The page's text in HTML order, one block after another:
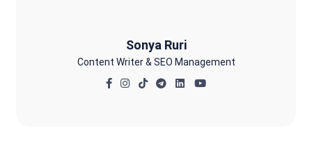
Sonya Ruri
Content Writer & SEO Management